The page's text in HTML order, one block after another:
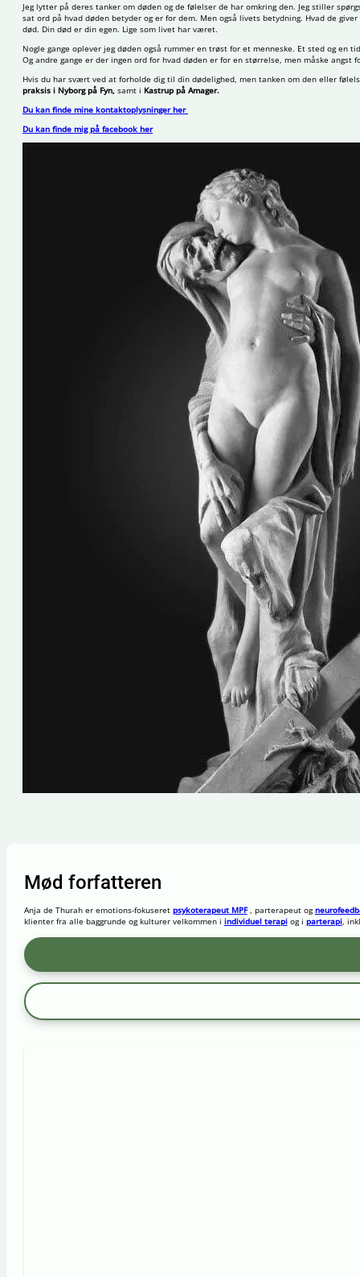
Jeg lytter på deres tanker om døden og de følelser de har omkring den. Jeg stiller
sat ord på hvad døden betyder og er for dem. Men også livets betydning. Hvad de
død. Din død er din egen. Lige som livet har været.
Nogle gange oplever jeg døden også rummer en trøst for et menneske. Et sted og en
Og andre gange er der ingen ord for hvad døden er for en størrelse, men måske angst
Hvis du har svært ved at forholde dig til din dødelighed, men tanken om den eller
praksis i Nyborg på Fyn, samt i Kastrup på Amager.
Du kan finde mine kontaktoplysninger her
Du kan finde mig på facebook her
Mød forfatteren
Anja de Thurah er emotions-fokuseret psykoterapeutMPF, parterapeutog
klienter fra alle baggrunde og kulturer velkommen i individuel terapiog i parterapi,